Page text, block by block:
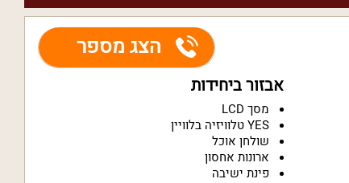
הצג מספר
אבזור ביחידות
מסך LCD
YES טלוויזיה בלוויין
שולחן אוכל
ארונות אחסון
פינת ישיבה